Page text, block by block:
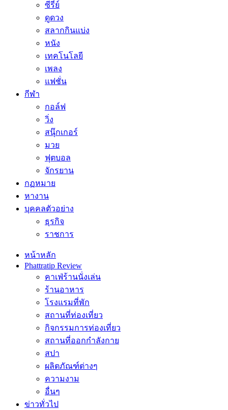
ซีรี่ย์
ดูดวง
สลากกินแบ่ง
หนัง
เทคโนโลยี
เพลง
แฟชั่น
กีฬา
กอล์ฟ
วิ่ง
สนุ๊กเกอร์
มวย
ฟุตบอล
จักรยาน
กฏหมาย
หางาน
บุคคลตัวอย่าง
ธุรกิจ
ราชการ
หน้าหลัก
Phattratip Review
คาเฟ่ร้านนั่งเล่น
ร้านอาหาร
โรงแรมที่พัก
สถานที่ท่องเที่ยว
กิจกรรมการท่องเที่ยว
สถานที่ออกกำลังกาย
สปา
ผลิตภัณฑ์ต่างๆ
ความงาม
อื่นๆ
ข่าวทั่วไป